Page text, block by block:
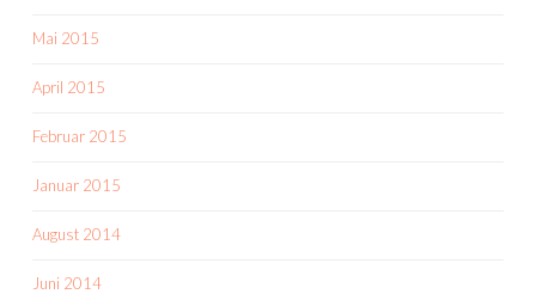
Mai 2015
April 2015
Februar 2015
Januar 2015
August 2014
Juni 2014